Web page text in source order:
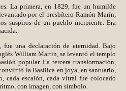
La primera, en 1829, fue un humilde
por el presbítero Ramón Marín,
suspiros de un pueblo incipiente. Era
una declaración de eternidad. Bajo
William Martin, se levantó el templo
popular. La tercera transformación,
la Basílica en joya, en santuario,
cada escalón, cada vitral fue colocado
con imagen, con símbolo.